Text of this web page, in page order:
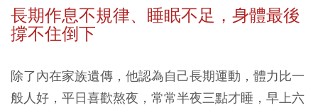
長期作息不規律、睡眠不足，身體最後
撐不住倒下
除了內在家族遺傳，他認為自己長期運動，體力比一
般人好，平日喜歡熬夜，常常半夜三點才睡，早上六